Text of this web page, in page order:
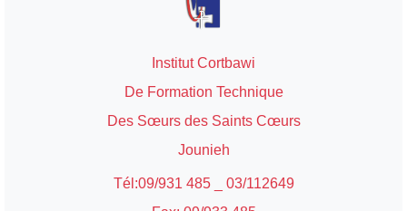
Institut Cortbawi
De Formation Technique
Des Sœurs des Saints Cœurs
Jounieh
Tél:09/931 485 _ 03/112649